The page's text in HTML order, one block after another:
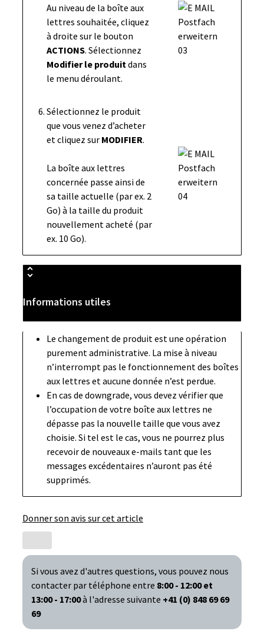
Au niveau de la boîte aux
lettres souhaitée, cliquez
à droite sur le bouton
ACTIONS. Sélectionnez
Modifier le produit dans
le menu déroulant.
Sélectionnez le produit
que vous venez d’acheter
et cliquez sur MODIFIER.
La boîte aux lettres
concernée passe ainsi de
sa taille actuelle (par ex. 2
Go) à la taille du produit
nouvellement acheté (par
ex. 10 Go).
Informations utiles
Le changement de produit est une opération
purement administrative. La mise à niveau
n’interrompt pas le fonctionnement des boîtes
aux lettres et aucune donnée n’est perdue.
En cas de downgrade, vous devez vérifier que
l’occupation de votre boîte aux lettres ne
dépasse pas la nouvelle taille que vous avez
choisie. Si tel est le cas, vous ne pourrez plus
recevoir de nouveaux e-mails tant que les
messages excédentaires n’auront pas été
supprimés.
Donner son avis sur cet article
Si vous avez d'autres questions, vous pouvez nous
contacter par téléphone entre 8:00 - 12:00 et
13:00 - 17:00à l'adresse suivante +41 (0) 848 69 69
69